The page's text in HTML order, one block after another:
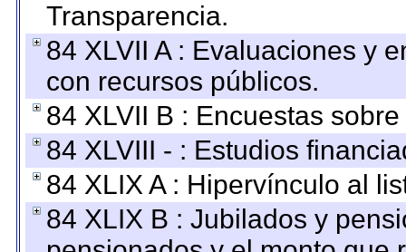
Transparencia.
84 XLVII A : Evaluaciones y
con recursos públicos.
84 XLVII B : Encuestas
84 XLVIII - : Estudios
84 XLIX A : Hipervínculo al
84 XLIX B : Jubilados y